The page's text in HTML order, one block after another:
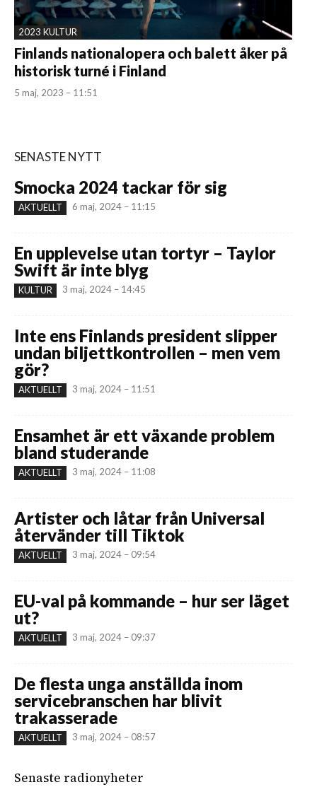
2023 KULTUR
Finlands nationalopera och balett åker på
historisk turné i Finland
5 maj, 2023 – 11:51
SENASTE NYTT
Smocka 2024 tackar för sig
AKTUELLT 6 maj, 2024 – 11:15
En upplevelse utan tortyr – Taylor
Swift är inte blyg
KULTUR 3 maj, 2024 – 14:45
Inte ens Finlands president slipper
undan biljettkontrollen – men vem
gör?
AKTUELLT 3 maj, 2024 – 11:51
Ensamhet är ett växande problem
bland studerande
AKTUELLT 3 maj, 2024 – 11:08
Artister och låtar från Universal
återvänder till Tiktok
AKTUELLT 3 maj, 2024 – 09:54
EU-val på kommande – hur ser läget
ut?
AKTUELLT 3 maj, 2024 – 09:37
De flesta unga anställda inom
servicebranschen har blivit
trakasserade
AKTUELLT 3 maj, 2024 – 08:57
Senaste radionyheter